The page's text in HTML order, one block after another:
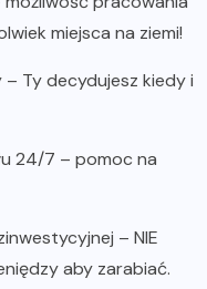
miejsca na ziemi!
Ty decydujesz kiedy i
24/7 – pomoc na
– NIE
aby zarabiać.